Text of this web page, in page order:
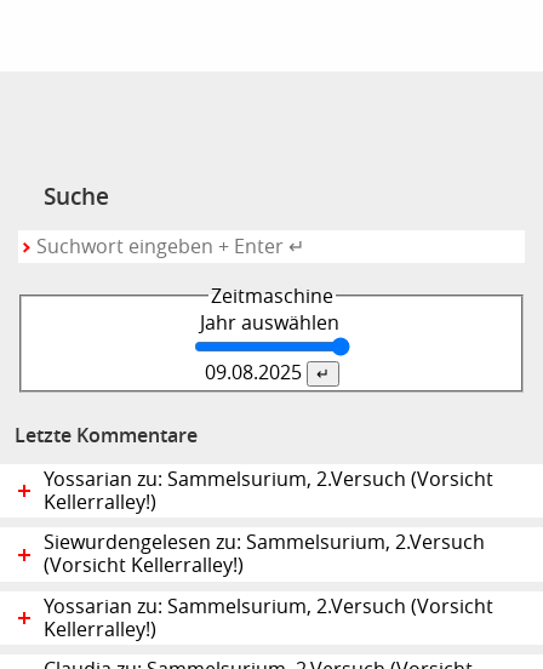
Suche
Zeitmaschine
Jahr auswählen
09.08.2025
Letzte Kommentare
Yossarian zu: Sammelsurium, 2.Versuch (Vorsicht
Kellerralley!)
Siewurdengelesen zu: Sammelsurium, 2.Versuch
(Vorsicht Kellerralley!)
Yossarian zu: Sammelsurium, 2.Versuch (Vorsicht
Kellerralley!)